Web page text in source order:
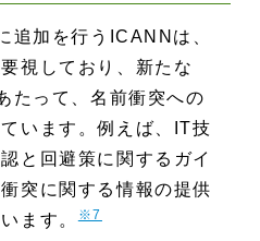
追加を行うICANNは、
視しており、新たな
たって、名前衝突への
います。例えば、IT技
と回避策に関するガイ
突に関する情報の提供
ます。※7